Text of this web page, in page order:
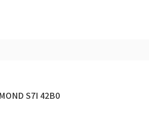
S7I 42B0